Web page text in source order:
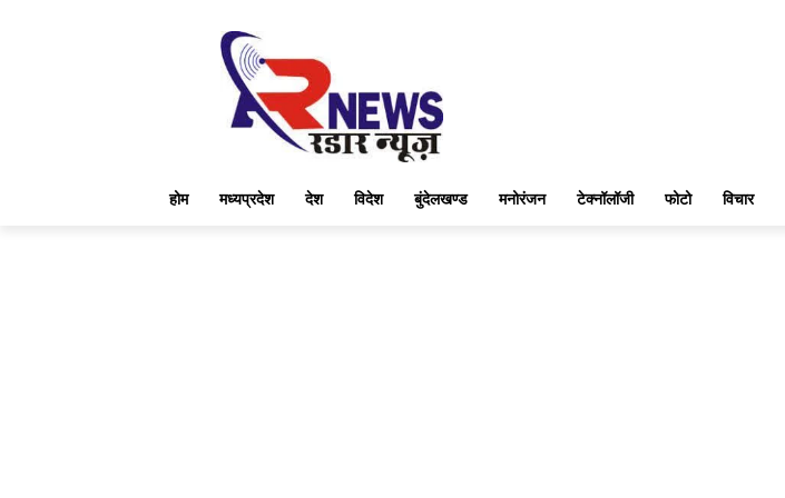
होम मध्यप्रदेश देश विदेश बुंदेलखण्ड मनोरंजन टेक्नॉलॉजी फोटो विचार